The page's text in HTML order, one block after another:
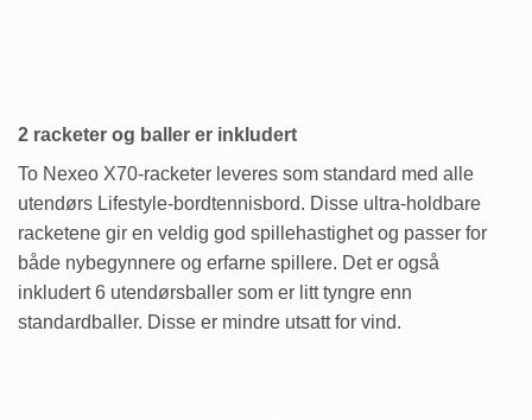
2 racketer og baller er inkludert
To Nexeo X70-racketer leveres som standard med alle
utendørs Lifestyle-bordtennisbord. Disse ultra-holdbare
racketene gir en veldig god spillehastighet og passer for
både nybegynnere og erfarne spillere. Det er også
inkludert 6 utendørsballer som er litt tyngre enn
standardballer. Disse er mindre utsatt for vind.